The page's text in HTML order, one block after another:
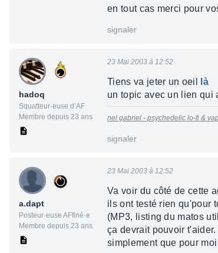
en tout cas merci pour
signaler
hadoq
Squatteur·euse d’AF
Membre depuis 23 ans
23 Mai 2003 à 12:52
Tiens va jeter un oeil
là
un topic avec un lien qui
nel gabriel - psychedelic lo-fi &
signaler
a.dapt
Posteur·euse AFfiné·e
Membre depuis 23 ans
23 Mai 2003 à 12:52
Va voir du côté de cette
ils ont testé rien qu'pour
(MP3, listing du matos
ça devrait pouvoir
simplement que pour